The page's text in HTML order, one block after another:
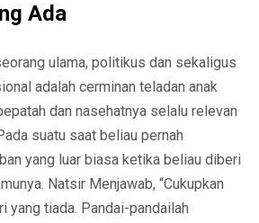
Ada
ulama, politikus dan sekaligus
adalah cerminan teladan anak
dan nasehatnya selalu relevan
suatu saat beliau pernah
yang luar biasa ketika beliau diberi
Natsir Menjawab, “Cukupkan
yang tiada. Pandai-pandailah